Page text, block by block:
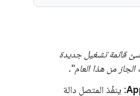
قائمة تشغيل جديدة
من هذا العام".
: ينفّذ المتصل دالة